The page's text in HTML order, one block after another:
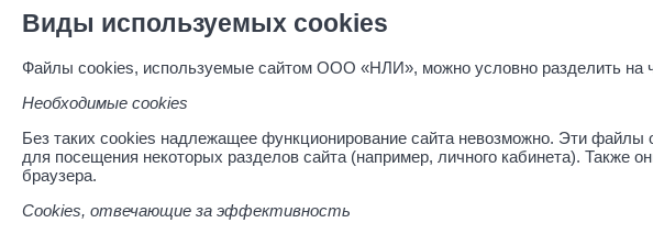
Виды используемых cookies
Файлы cookies, используемые сайтом ООО «НЛИ», можно условно разделить на
Необходимые cookies
Без таких cookies надлежащее функционирование сайта невозможно. Эти
для посещения некоторых разделов сайта (например, личного кабинета).
браузера.
Cookies, отвечающие за эффективность